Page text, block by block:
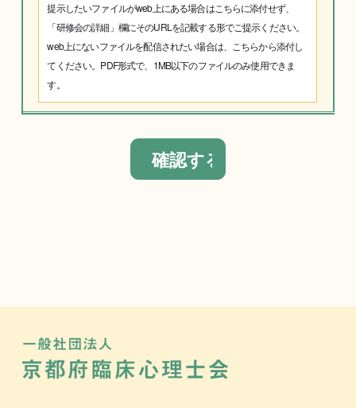
提示したいファイルがweb上にある場合はこちらに添付せず、
「研修会の詳細」欄にそのURLを記載する形でご提示ください。
web上にないファイルを配信されたい場合は、こちらから添付し
てください。PDF形式で、1MB以下のファイルのみ使用できま
す。